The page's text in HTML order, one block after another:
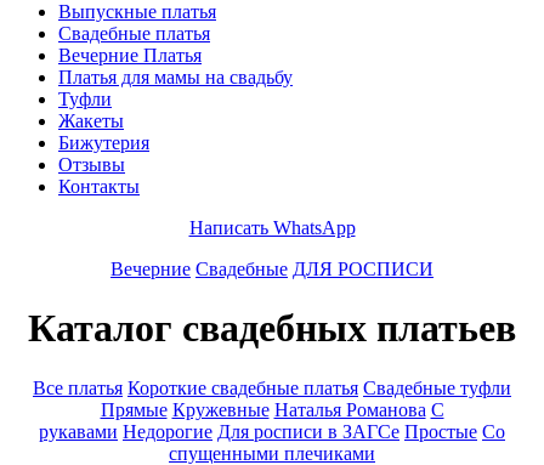
Выпускные платья
Свадебные платья
Вечерние Платья
Платья для мамы на свадьбу
Туфли
Жакеты
Бижутерия
Отзывы
Контакты
Написать WhatsApp
Вечерние Свадебные ДЛЯ РОСПИСИ
Каталог свадебных платьев
Все платья Короткие свадебные платья Свадебные туфли
Прямые Кружевные Наталья Романова С
рукавами Недорогие Для росписи в ЗАГСе Простые Со
спущенными плечиками